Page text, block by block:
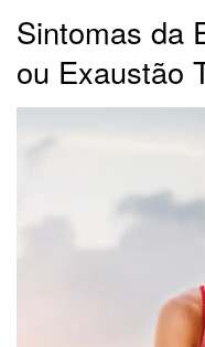
Sintomas da
ou Exaustão